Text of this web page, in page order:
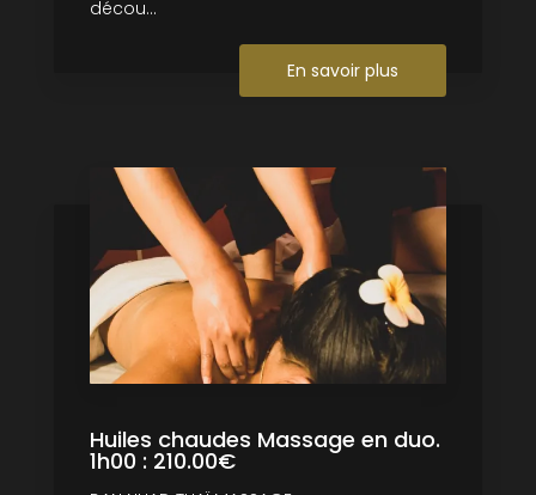
décou...
En savoir plus
Huiles chaudes Massage en duo.
1h00 : 210.00€